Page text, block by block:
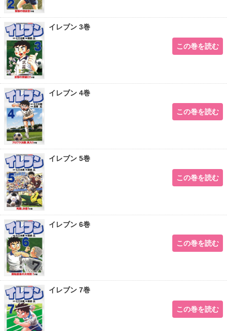
イレブン 3巻
この巻を読む
イレブン 4巻
この巻を読む
イレブン 5巻
この巻を読む
イレブン 6巻
この巻を読む
イレブン 7巻
この巻を読む